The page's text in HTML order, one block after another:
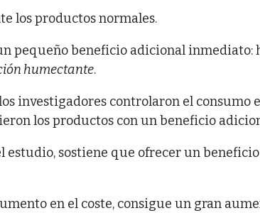
los productos normales.
pequeño beneficio adicional inmediato:
humectante.
investigadores controlaron el consumo
los productos con un beneficio
estudio, sostiene que ofrecer un
en el coste, consigue un gran